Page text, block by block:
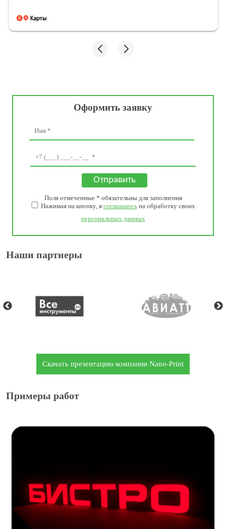
Оформить заявку
Поля отмеченные * обязательны для заполнения
Нажимая на кнопку, я соглашаюсьна обработку своих
персональных данных
Наши партнеры
Скачать презентацию компании Nano-Print
Примеры работ